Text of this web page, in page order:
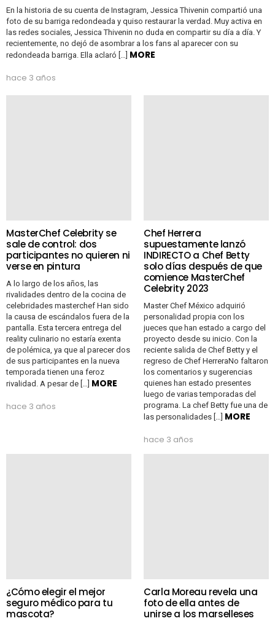
En la historia de su cuenta de Instagram, Jessica Thivenin compartió una
foto de su barriga redondeada y quiso restaurar la verdad. Muy activa en
las redes sociales, Jessica Thivenin no duda en compartir su día a día. Y
recientemente, no dejó de asombrar a los fans al aparecer con su
redondeada barriga. Ella aclaró […] MORE
hace 3 años
MasterChef Celebrity se
sale de control: dos
participantes no quieren ni
verse en pintura
A lo largo de los años, las
rivalidades dentro de la cocina de
celebridades masterchef Han sido
la causa de escándalos fuera de la
pantalla. Esta tercera entrega del
reality culinario no estaría exenta
de polémica, ya que al parecer dos
de sus participantes en la nueva
temporada tienen una feroz
rivalidad. A pesar de […] MORE
hace 3 años
Chef Herrera
supuestamente lanzó
INDIRECTO a Chef Betty
solo días después de que
comience MasterChef
Celebrity 2023
Master Chef México adquirió
personalidad propia con los
jueces que han estado a cargo del
proyecto desde su inicio. Con la
reciente salida de Chef Betty y el
regreso de Chef HerreraNo faltaron
los comentarios y sugerencias
quienes han estado presentes
luego de varias temporadas del
programa. La chef Betty fue una de
las personalidades […] MORE
hace 3 años
¿Cómo elegir el mejor
seguro médico para tu
mascota?
Carla Moreau revela una
foto de ella antes de
unirse a los marselleses